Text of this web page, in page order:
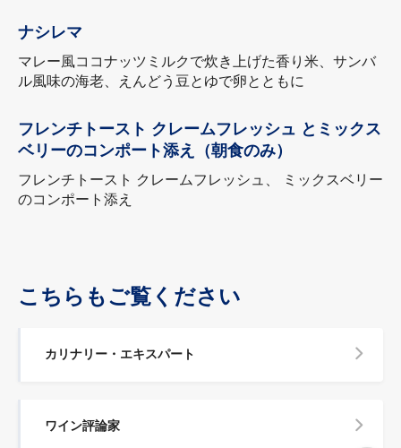
ナシレマ
マレー風ココナッツミルクで炊き上げた香り米、サンバ
ル風味の海老、えんどう豆とゆで卵とともに
フレンチトースト クレームフレッシュ とミックス
ベリーのコンポート添え（朝食のみ）
フレンチトースト クレームフレッシュ、 ミックスベリー
のコンポート添え
こちらもご覧ください
カリナリー・エキスパート
ワイン評論家